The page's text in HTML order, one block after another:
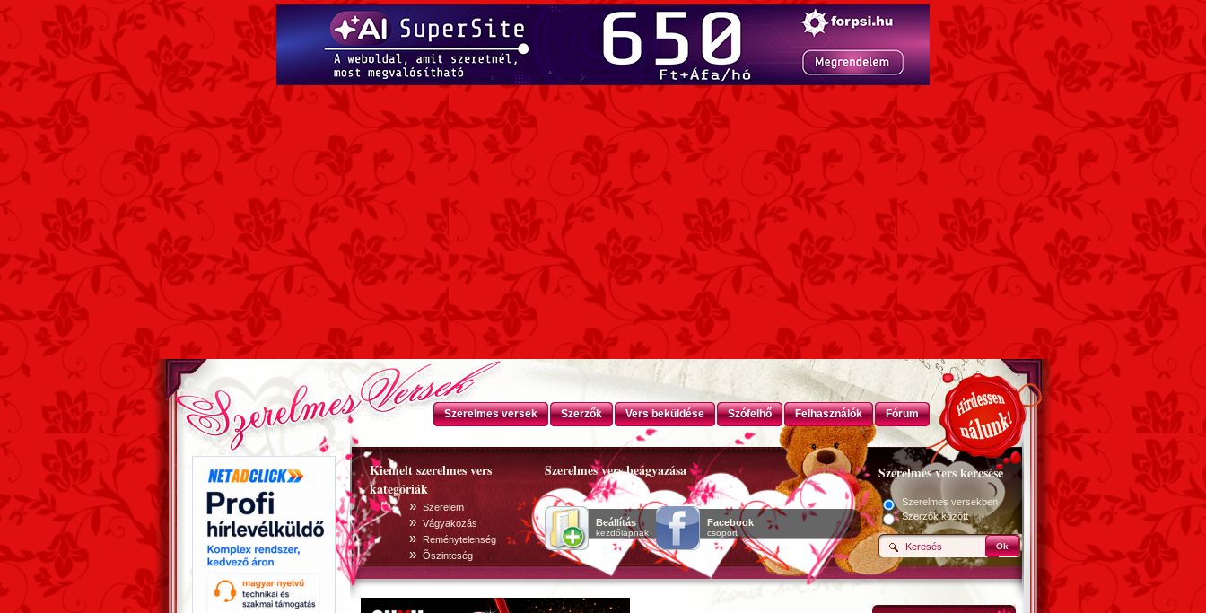
Szerelmes versek Szerzők Vers beküldése Szófelhő Felhasználók Fórum
Kiemelt szerelmes vers
kategóriák
» Szerelem
» Vágyakozás
» Reménytelenség
» Õszinteség
Szerelmes vers beágyazása
Beállítás
kezdőlapnak
Facebook
csoport
Szerelmes vers keresése
Szerelmes versekben
Szerzők között
Ok